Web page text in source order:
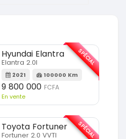
Hyundai Elantra
Elantra 2.0l
2021 100000 Km
9 800 000 FCFA
En vente
SPÉCIAL
Toyota Fortuner
Fortuner 2.0 VVTI SPÉCIAL